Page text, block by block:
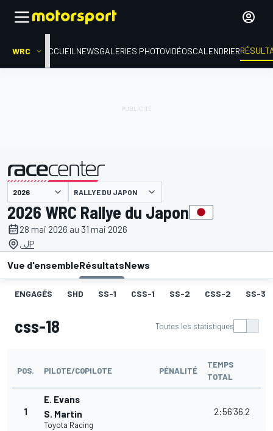
WRC ACCUEIL NEWSGALERIES PHOTOVIDÉOSCALENDRIER
présenté par RALLYE DU JAPON
2026 WRC Rallye du Japon
28 mai 2026 au 31 mai 2026
, JP
Vue d'ensembleRésultatsNews
ENGAGÉS SHD SS-1 CSS-1 SS-2 CSS-2 SS-3
css-18 Toutes les statistiques
POS. PILOTE/COPILOTE PÉNALITÉ
TEMPS
TOTAL
1
E. Evans
S. Martin
Toyota Racing
2:56'36.2